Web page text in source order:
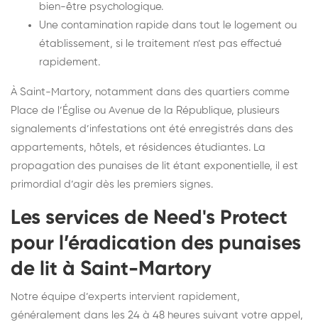
bien-être psychologique.
Une contamination rapide dans tout le logement ou
établissement, si le traitement n’est pas effectué
rapidement.
À Saint-Martory, notamment dans des quartiers comme
Place de l’Église ou Avenue de la République, plusieurs
signalements d’infestations ont été enregistrés dans des
appartements, hôtels, et résidences étudiantes. La
propagation des punaises de lit étant exponentielle, il est
primordial d’agir dès les premiers signes.
Les services de Need's Protect
pour l’éradication des punaises
de lit à Saint-Martory
Notre équipe d’experts intervient rapidement,
généralement dans les 24 à 48 heures suivant votre appel,